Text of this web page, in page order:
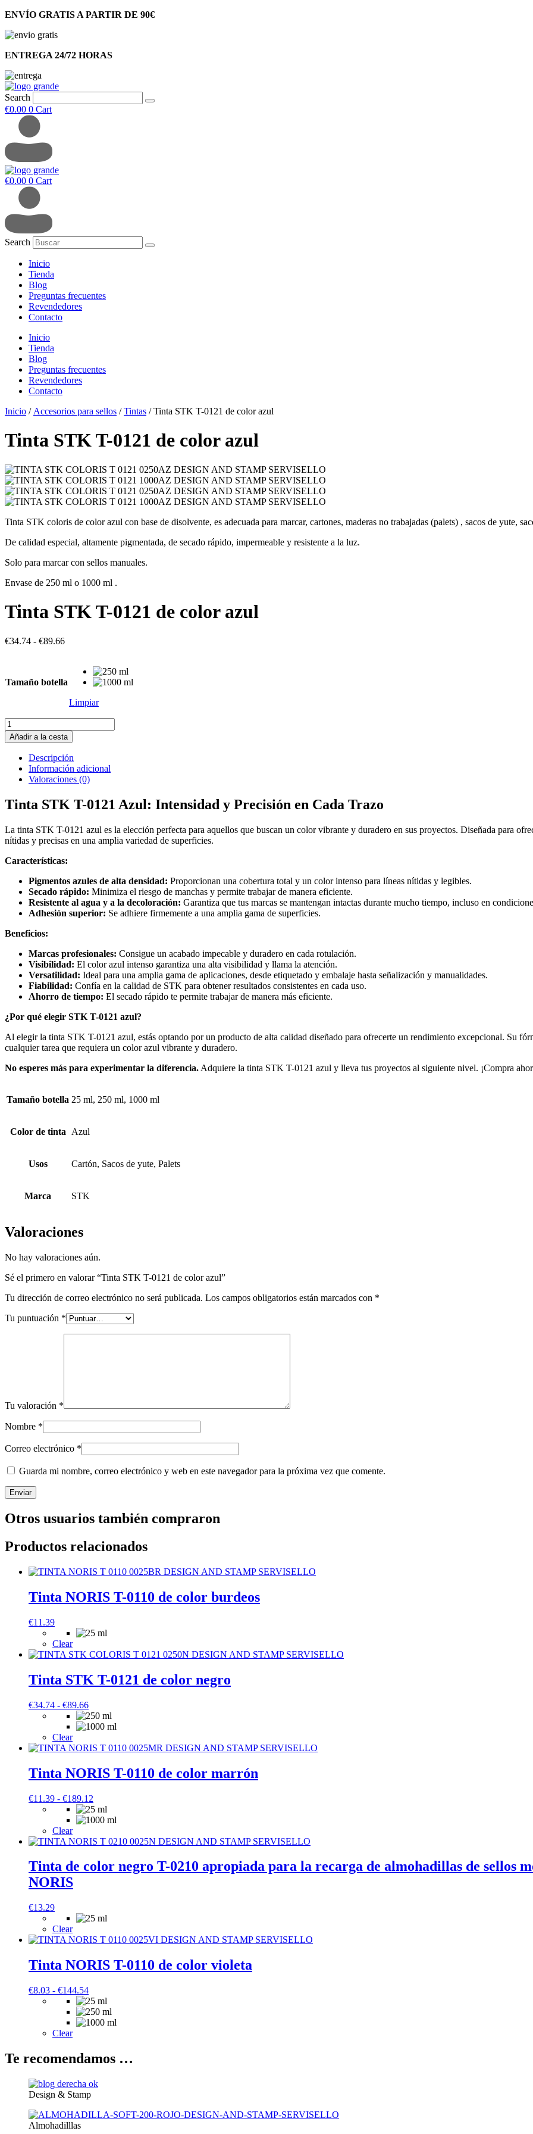
ENVÍO GRATIS A PARTIR DE 90€
ENTREGA 24/72 HORAS
Search
€0.00 0 Cart
€0.00 0 Cart
Search
Inicio
Tienda
Blog
Preguntas frecuentes
Revendedores
Contacto
Inicio
Tienda
Blog
Preguntas frecuentes
Revendedores
Contacto
Inicio / Accesorios para sellos /Tintas / Tinta STK T-0121 de color azul
Tinta STK T-0121 de color azul
Tinta STK coloris de color azul con base de disolvente, es adecuada para marcar, cartones, maderas no trabajadas (palets) , sacos de yute,
De calidad especial, altamente pigmentada, de secado rápido, impermeable y resistente a la luz.
Solo para marcar con sellos manuales.
Envase de 250 ml o 1000 ml .
Tinta STK T-0121 de color azul
€34.74 - €89.66Rango
desde
€34.74
€89.66
Tamaño botella
Limpiar
Tinta
STK
T-
0121
color
cantidad
Añadir a la cesta
Descripción
Información adicional
Valoraciones (0)
Tinta STK T-0121 Azul: Intensidad y Precisión en Cada Trazo
La tinta STK T-0121 azul es la elección perfecta para aquellos que buscan un color vibrante y duradero en sus proyectos. Diseñada para
nítidas y precisas en una amplia variedad de superficies.
Características:
Pigmentos azules de alta densidad: Proporcionan una cobertura total y un color intenso para líneas nítidas y legibles.
Secado rápido: Minimiza el riesgo de manchas y permite trabajar de manera eficiente.
Resistente al agua y a la decoloración: Garantiza que tus marcas se mantengan intactas durante mucho tiempo, incluso en
Adhesión superior: Se adhiere firmemente a una amplia gama de superficies.
Beneficios:
Marcas profesionales: Consigue un acabado impecable y duradero en cada rotulación.
Visibilidad: El color azul intenso garantiza una alta visibilidad y llama la atención.
Versatilidad: Ideal para una amplia gama de aplicaciones, desde etiquetado y embalaje hasta señalización y manualidades.
Fiabilidad: Confía en la calidad de STK para obtener resultados consistentes en cada uso.
Ahorro de tiempo: El secado rápido te permite trabajar de manera más eficiente.
¿Por qué elegir STK T-0121 azul?
Al elegir la tinta STK T-0121 azul, estás optando por un producto de alta calidad diseñado para ofrecerte un rendimiento excepcional. Su
cualquier tarea que requiera un color azul vibrante y duradero.
No esperes más para experimentar la diferencia. Adquiere la tinta STK T-0121 azul y lleva tus proyectos al siguiente nivel. ¡Compra
Tamaño botella 25 ml, 250 ml, 1000 ml
Color de tinta Azul
Usos Cartón, Sacos de yute, Palets
Marca STK
Valoraciones
No hay valoraciones aún.
Sé el primero en valorar “Tinta STK T-0121 de color azul”
Tu dirección de correo electrónico no será publicada. Los campos obligatorios están marcados con *
Tu puntuación *
Tu valoración *
Nombre *
Correo electrónico *
Guarda mi nombre, correo electrónico y web en este navegador para la próxima vez que comente.
Otros usuarios también compraron
Productos relacionados
Tinta NORIS T-0110 de color burdeos
€11.39
Clear
Tinta STK T-0121 de color negro
€34.74 - €89.66Rango
de
precios:
€34.74
€89.66
Clear
Tinta NORIS T-0110 de color marrón
€11.39 - €189.12
de
precios:
€11.39
€189.12
Clear
Tinta de color negro T-0210 apropiada para la recarga de almohadillas de sellos
NORIS
€13.29
Clear
Tinta NORIS T-0110 de color violeta
€8.03 - €144.54Rango
de
precios:
desde
Clear
Te recomendamos …
Design & Stamp
Almohadilllas